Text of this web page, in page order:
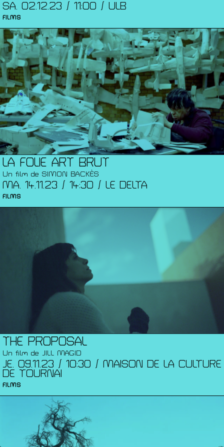
SA. 02.12.23 / 11:00 / ULB
FILMS
LA FOLIE ART BRUT
Un film de SIMON BACKÈS
MA. 14.11.23 / 14:30 / LE DELTA
FILMS
THE PROPOSAL
Un film de JILL MAGID
JE. 09.11.23 / 10:30 / MAISON DE LA CULTURE
DE TOURNAI
FILMS